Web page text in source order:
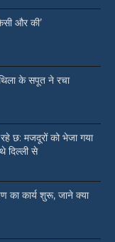
और की’
के सपूत ने रचा
छ: मजदूरों को भेजा गया
दिल्ली से
का कार्य शुरू, जाने क्या